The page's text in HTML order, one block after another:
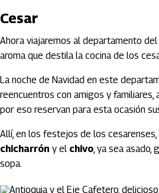
Cesar
Ahora viajaremos al departamento
aroma que destila la cocina de los
La noche de Navidad en este
reencuentros con amigos y familiares,
por eso reservan para esta ocasión
Allí, en los festejos de los
chicharrón y el chivo, ya sea asado,
sopa.